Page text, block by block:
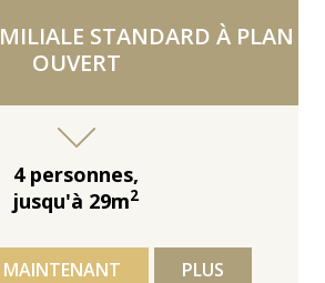
STANDARD À PLAN
OUVERT
4 personnes,
jusqu'à 29m2
MAINTENANT PLUS